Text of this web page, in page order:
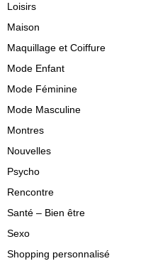
Loisirs
Maison
Maquillage et Coiffure
Mode Enfant
Mode Féminine
Mode Masculine
Montres
Nouvelles
Psycho
Rencontre
Santé – Bien être
Sexo
Shopping personnalisé